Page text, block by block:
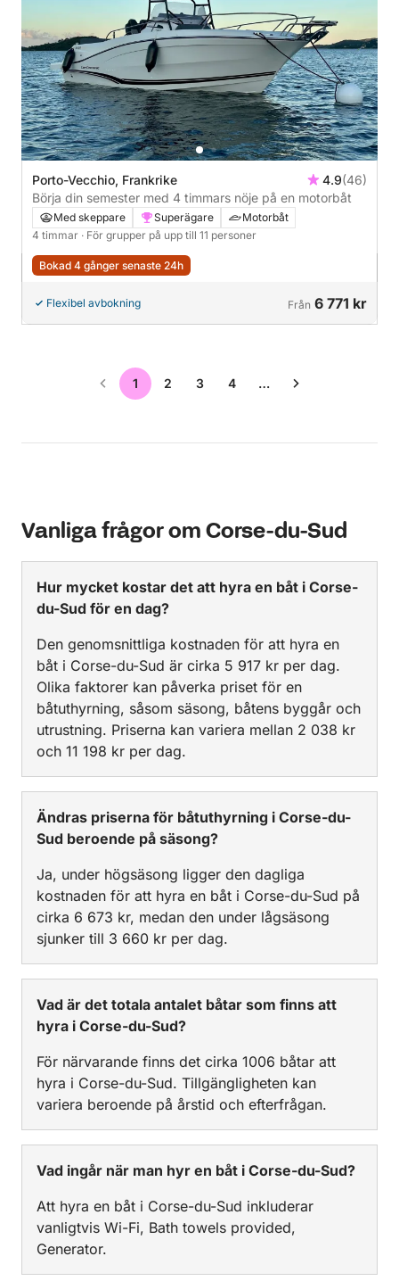
Porto-Vecchio, Frankrike 4.9(46)
Börja din semester med 4 timmars nöje på en motorbåt
Med skeppare Superägare
Motorbåt
4 timmar · För grupper på upp till 11 personer
Bokad 4 gånger senaste 24h
Flexibel avbokning Från 6 771 kr
1 2 3 4 …
Vanliga frågor om Corse-du-Sud
Hur mycket kostar det att hyra en båt i Corse-
du-Sud för en dag?
Den genomsnittliga kostnaden för att hyra en
båt i Corse-du-Sud är cirka 5 917 kr per dag.
Olika faktorer kan påverka priset för en
båtuthyrning, såsom säsong, båtens byggår och
utrustning. Priserna kan variera mellan 2 038 kr
och 11 198 kr per dag.
Ändras priserna för båtuthyrning i Corse-du-
Sud beroende på säsong?
Ja, under högsäsong ligger den dagliga
kostnaden för att hyra en båt i Corse-du-Sud på
cirka 6 673 kr, medan den under lågsäsong
sjunker till 3 660 kr per dag.
Vad är det totala antalet båtar som finns att
hyra i Corse-du-Sud?
För närvarande finns det cirka 1006 båtar att
hyra i Corse-du-Sud. Tillgängligheten kan
variera beroende på årstid och efterfrågan.
Vad ingår när man hyr en båt i Corse-du-Sud?
Att hyra en båt i Corse-du-Sud inkluderar
vanligtvis Wi-Fi, Bath towels provided,
Generator.